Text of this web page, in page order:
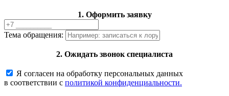
1. Оформить заявку
Тема обращения:
2. Ожидать звонок специалиста
Я согласен на обработку персональных данных
в соответствии с политикой конфиденциальности.